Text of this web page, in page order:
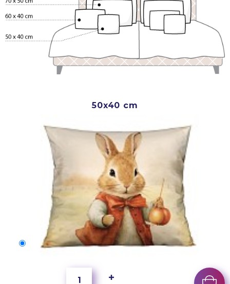
50x40 cm
50x40 cm